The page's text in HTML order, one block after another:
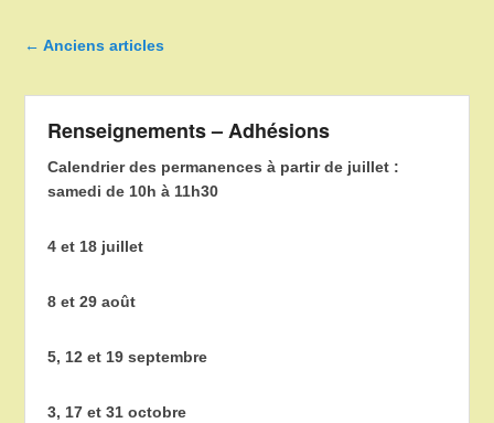
Navigation dans les articles
← Anciens articles
Renseignements – Adhésions
Calendrier des permanences à partir de juillet :
samedi de 10h à 11h30
4 et 18 juillet
8 et 29 août
5, 12 et 19 septembre
3, 17 et 31 octobre